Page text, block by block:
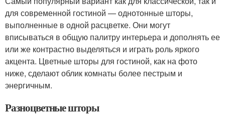
для современной гостиной — однотонные шторы,
выполненные в одной расцветке. Они могут
вписываться в общую палитру интерьера и дополнять ее
или же контрастно выделяться и играть роль яркого
акцента. Цветные шторы для гостиной, как на фото
ниже, сделают облик комнаты более пестрым и
энергичным.
Разноцветные шторы